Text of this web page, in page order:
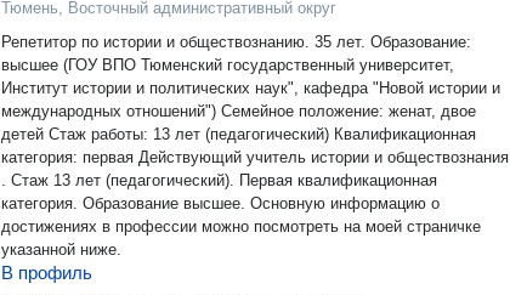
Тюмень, Восточный административный округ
Репетитор по истории и обществознанию. 35 лет. Образование:
высшее (ГОУ ВПО Тюменский государственный университет,
Институт истории и политических наук", кафедра "Новой истории и
международных отношений") Семейное положение: женат, двое
детей Стаж работы: 13 лет (педагогический) Квалификационная
категория: первая Действующий учитель истории и обществознания
. Стаж 13 лет (педагогический). Первая квалификационная
категория. Образование высшее. Основную информацию о
достижениях в профессии можно посмотреть на моей страничке
указанной ниже.
В профиль